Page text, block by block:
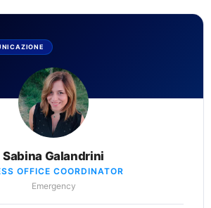
Sabina Galandrini
OFFICE COORDINATOR
Emergency